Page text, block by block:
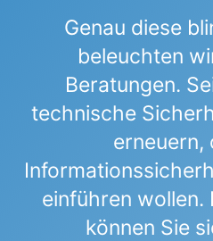
Genau diese
beleuchten
Beratungen.
technische
erneuern,
einführen wollen.
können Sie